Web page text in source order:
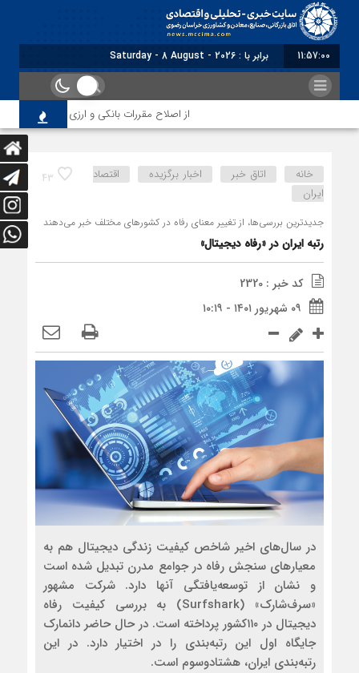
11:57:00 برابر با : Saturday - 8 August - 2026
از اصلاح مقررات بانکی و ارزی تا تقویت پیوند
43 خانه اتاق خبر اخبار برگزیده
اقتصاد
ایران
جدیدترین بررسی‌ها، از تغییر معنای رفاه در کشورهای مختلف خبر می‌دهند
رتبه ایران در «رفاه دیجیتال»
کد خبر : 2320
۰۹ شهریور ۱۴۰۱ - ۱۰:۱۹
در سال‌های اخیر شاخص کیفیت زندگی دیجیتال هم به
معیارهای سنجش رفاه در جوامع مدرن تبدیل شده است
و نشان از توسعه‌یافتگی آنها دارد. شرکت مشهور
«سرف‌شارک» (Surfshark) به بررسی کیفیت رفاه
دیجیتال در ۱۱۰کشور پرداخته است. در حال حاضر دانمارک
جایگاه اول این رتبه‌بندی را در اختیار دارد. در این
رتبه‌بندی ایران، هشتادوسوم است.